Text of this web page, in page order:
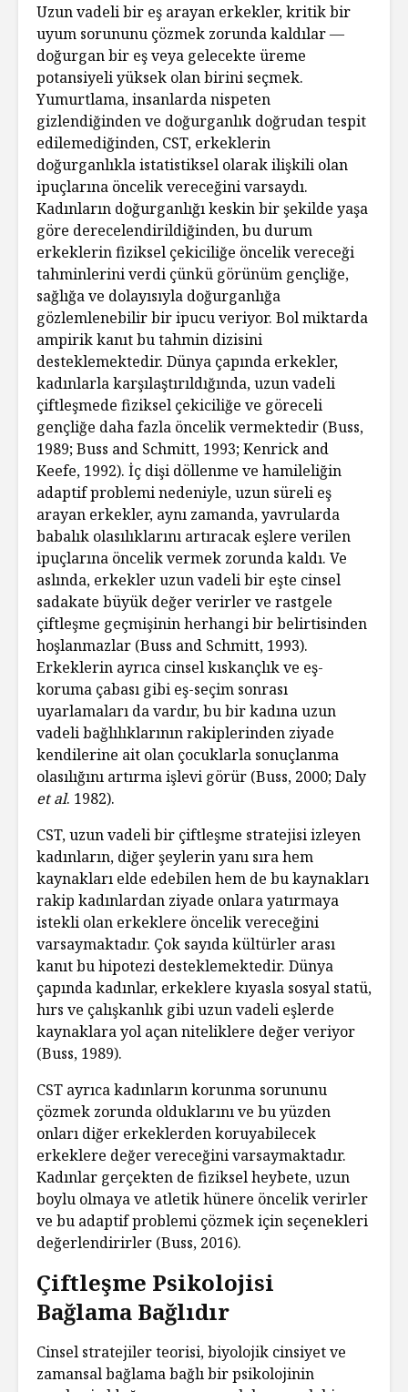
Uzun vadeli bir eş arayan erkekler, kritik bir
uyum sorununu çözmek zorunda kaldılar —
doğurgan bir eş veya gelecekte üreme
potansiyeli yüksek olan birini seçmek.
Yumurtlama, insanlarda nispeten
gizlendiğinden ve doğurganlık doğrudan tespit
edilemediğinden, CST, erkeklerin
doğurganlıkla istatistiksel olarak ilişkili olan
ipuçlarına öncelik vereceğini varsaydı.
Kadınların doğurganlığı keskin bir şekilde yaşa
göre derecelendirildiğinden, bu durum
erkeklerin fiziksel çekiciliğe öncelik vereceği
tahminlerini verdi çünkü görünüm gençliğe,
sağlığa ve dolayısıyla doğurganlığa
gözlemlenebilir bir ipucu veriyor. Bol miktarda
ampirik kanıt bu tahmin dizisini
desteklemektedir. Dünya çapında erkekler,
kadınlarla karşılaştırıldığında, uzun vadeli
çiftleşmede fiziksel çekiciliğe ve göreceli
gençliğe daha fazla öncelik vermektedir (Buss,
1989; Buss and Schmitt, 1993; Kenrick and
Keefe, 1992). İç dişi döllenme ve hamileliğin
adaptif problemi nedeniyle, uzun süreli eş
arayan erkekler, aynı zamanda, yavrularda
babalık olasılıklarını artıracak eşlere verilen
ipuçlarına öncelik vermek zorunda kaldı. Ve
aslında, erkekler uzun vadeli bir eşte cinsel
sadakate büyük değer verirler ve rastgele
çiftleşme geçmişinin herhangi bir belirtisinden
hoşlanmazlar (Buss and Schmitt, 1993).
Erkeklerin ayrıca cinsel kıskançlık ve eş-
koruma çabası gibi eş-seçim sonrası
uyarlamaları da vardır, bu bir kadına uzun
vadeli bağlılıklarının rakiplerinden ziyade
kendilerine ait olan çocuklarla sonuçlanma
olasılığını artırma işlevi görür (Buss, 2000; Daly
et al. 1982).
CST, uzun vadeli bir çiftleşme stratejisi izleyen
kadınların, diğer şeylerin yanı sıra hem
kaynakları elde edebilen hem de bu kaynakları
rakip kadınlardan ziyade onlara yatırmaya
istekli olan erkeklere öncelik vereceğini
varsaymaktadır. Çok sayıda kültürler arası
kanıt bu hipotezi desteklemektedir. Dünya
çapında kadınlar, erkeklere kıyasla sosyal statü,
hırs ve çalışkanlık gibi uzun vadeli eşlerde
kaynaklara yol açan niteliklere değer veriyor
(Buss, 1989).
CST ayrıca kadınların korunma sorununu
çözmek zorunda olduklarını ve bu yüzden
onları diğer erkeklerden koruyabilecek
erkeklere değer vereceğini varsaymaktadır.
Kadınlar gerçekten de fiziksel heybete, uzun
boylu olmaya ve atletik hünere öncelik verirler
ve bu adaptif problemi çözmek için seçenekleri
değerlendirirler (Buss, 2016).
Çiftleşme Psikolojisi
Bağlama Bağlıdır
Cinsel stratejiler teorisi, biyolojik cinsiyet ve
zamansal bağlama bağlı bir psikolojinin